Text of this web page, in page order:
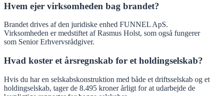
Hvem ejer virksomheden bag brandet?
Brandet drives af den juridiske enhed FUNNEL ApS.
Virksomheden er medstiftet af Rasmus Holst, som også fungerer
som Senior Erhvervsrådgiver.
Hvad koster et årsregnskab for et holdingselskab?
Hvis du har en selskabskonstruktion med både et driftsselskab og et
holdingselskab, tager de 8.495 kroner årligt for at udarbejde de